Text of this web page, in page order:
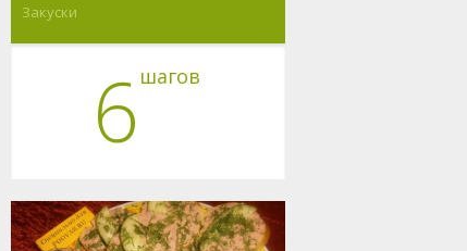
Закуски
6 шагов